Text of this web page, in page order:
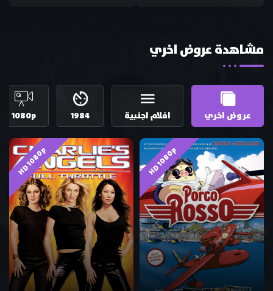
مشاهدة عروض اخري
عروض اخري افلام اجنبية 1984
1080p
HD 1080p
HD 1080p